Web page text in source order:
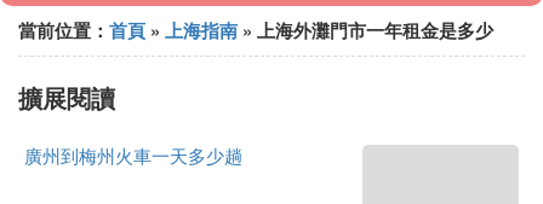
當前位置： 首頁 » 上海指南 » 上海外灘門市一年租金是多少
擴展閱讀
廣州到梅州火車一天多少趟